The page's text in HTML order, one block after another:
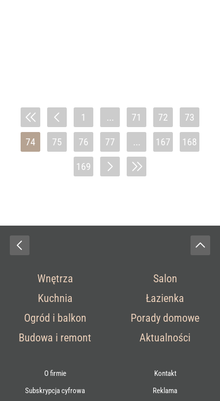
1 ... 71 72 73
74 75 76 77 ... 167 168
169
Wnętrza
Salon
Kuchnia
Łazienka
Ogród i balkon
Porady domowe
Budowa i remont
Aktualności
O firmie
Kontakt
Subskrypcja cyfrowa
Reklama